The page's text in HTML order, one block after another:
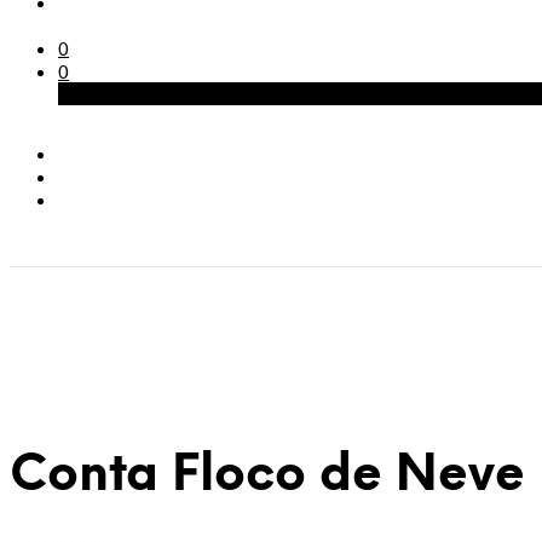
0
0
Conta Floco de Neve